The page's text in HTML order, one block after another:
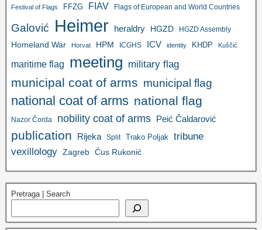
Festival of Flags FFZG FIAV Flags of European and World Countries
Galović Heimer heraldry HGZD HGZD Assembly
Homeland War Horvat HPM ICGHS ICV identity KHDP Kuščić
maritime flag meeting military flag
municipal coat of arms municipal flag
national coat of arms national flag
Nazor Čorda nobility coat of arms Peić Čaldarović
publication Rijeka Split Trako Poljak tribune
vexillology Zagreb Ćus Rukonić
Pretraga | Search